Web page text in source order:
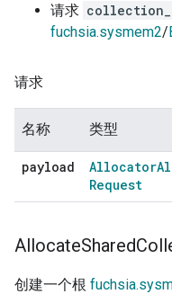
请求
fuchsia.sysmem2/
请求
名称 类型
payload Allocator
Request
AllocateShared
创建一个根